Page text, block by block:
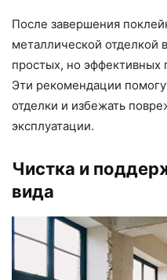
После завершения
металлической отделкой
простых, но эффективных
Эти рекомендации
отделки и избежать
эксплуатации.
Чистка и
вида